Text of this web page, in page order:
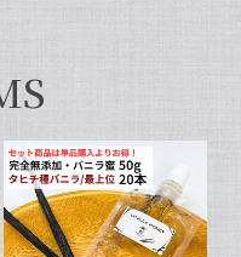
セット タヒチ種 + ブルボン種 10本 サイズだけ訳あり バニラビーンズ VANILLA VILLAGE